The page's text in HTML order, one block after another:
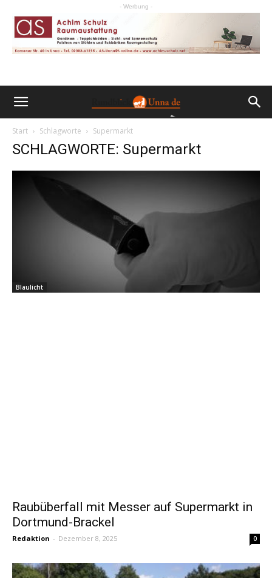
- Werbung -
Start Schlagworte Supermarkt
SCHLAGWORTE: Supermarkt
Blaulicht
Raubüberfall mit Messer auf Supermarkt in
Dortmund-Brackel
Redaktion - Dezember 8, 2025 0